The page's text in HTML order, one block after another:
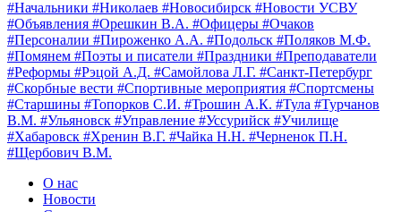
#Начальники #Николаев #Новосибирск #Новости УСВУ
#Объявления #Орешкин В.А. #Офицеры #Очаков
#Персоналии #Пироженко А.А. #Подольск #Поляков М.Ф.
#Помянем #Поэты и писатели #Праздники #Преподаватели
#Реформы #Рэцой А.Д. #Самойлова Л.Г. #Санкт-Петербург
#Скорбные вести #Спортивные мероприятия #Спортсмены
#Старшины #Топорков С.И. #Трошин А.К. #Тула #Турчанов
В.М. #Ульяновск #Управление #Уссурийск #Училище
#Хабаровск #Хренин В.Г. #Чайка Н.Н. #Черненок П.Н.
#Щербович В.М.
О нас
Новости